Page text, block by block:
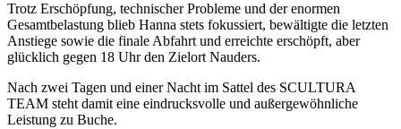
Trotz Erschöpfung, technischer Probleme und der enormen
Gesamtbelastung blieb Hanna stets fokussiert, bewältigte die letzten
Anstiege sowie die finale Abfahrt und erreichte erschöpft, aber
glücklich gegen 18 Uhr den Zielort Nauders.
Nach zwei Tagen und einer Nacht im Sattel des SCULTURA
TEAM steht damit eine eindrucksvolle und außergewöhnliche
Leistung zu Buche.